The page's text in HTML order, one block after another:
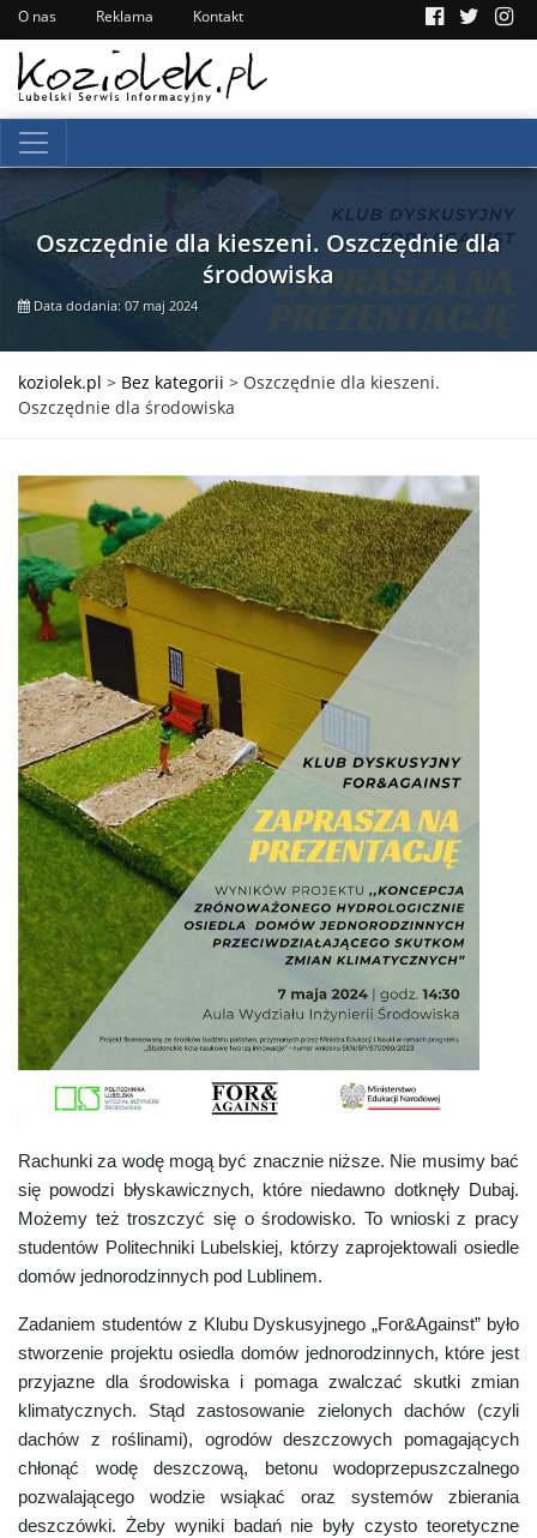
O nas Reklama Kontakt
Oszczędnie dla kieszeni. Oszczędnie dla
środowiska
Data dodania: 07 maj 2024
koziolek.pl > Bez kategorii > Oszczędnie dla kieszeni.
Oszczędnie dla środowiska
Rachunki za wodę mogą być znacznie niższe. Nie musimy bać
się powodzi błyskawicznych, które niedawno dotknęły Dubaj.
Możemy też troszczyć się o środowisko. To wnioski z pracy
studentów Politechniki Lubelskiej, którzy zaprojektowali osiedle
domów jednorodzinnych pod Lublinem.
Zadaniem studentów z Klubu Dyskusyjnego „For&Against” było
stworzenie projektu osiedla domów jednorodzinnych, które jest
przyjazne dla środowiska i pomaga zwalczać skutki zmian
klimatycznych. Stąd zastosowanie zielonych dachów (czyli
dachów z roślinami), ogrodów deszczowych pomagających
chłonąć wodę deszczową, betonu wodoprzepuszczalnego
pozwalającego wodzie wsiąkać oraz systemów zbierania
deszczówki. Żeby wyniki badań nie były czysto teoretyczne